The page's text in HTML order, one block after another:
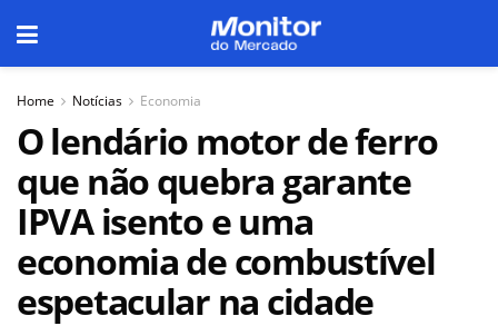
Home Notícias Economia
O lendário motor de ferro
que não quebra garante
IPVA isento e uma
economia de combustível
espetacular na cidade